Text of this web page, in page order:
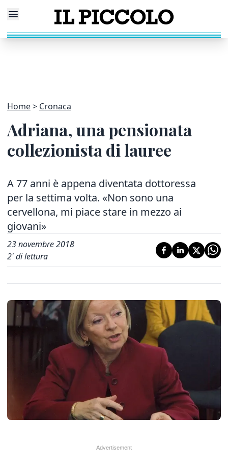
Home Cronaca
Adriana, una pensionata
collezionista di lauree
A 77 anni è appena diventata dottoressa
per la settima volta. «Non sono una
cervellona, mi piace stare in mezzo ai
giovani»
23 novembre 2018
2' di lettura